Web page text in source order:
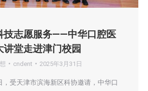
技志愿服务——中华口腔医
讲堂走进津门校园
cndent 2025年3月31日
，受天津市滨海新区科协邀请，中华口